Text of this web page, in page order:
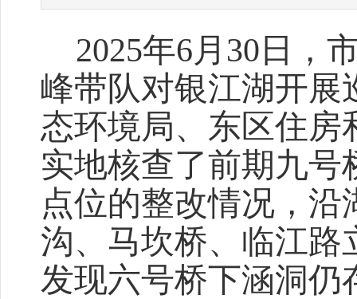
2025年6月30日，
峰带队对银江湖开展
态环境局、东区住房
实地核查了前期九号
点位的整改情况，
沟、马坎桥、临江路
发现六号桥下涵洞仍